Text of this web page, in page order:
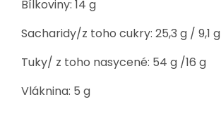
Bílkoviny: 14 g
Sacharidy/z toho cukry: 25,3 g / 9,1 g
Tuky/ z toho nasycené: 54 g /16 g
Vláknina: 5 g